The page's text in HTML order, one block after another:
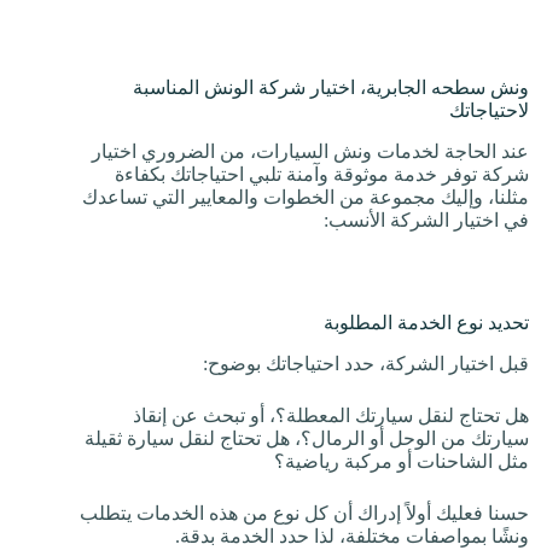
ونش سطحه الجابرية، اختيار شركة الونش المناسبة
لاحتياجاتك
عند الحاجة لخدمات ونش السيارات، من الضروري اختيار
شركة توفر خدمة موثوقة وآمنة تلبي احتياجاتك بكفاءة
مثلنا، وإليك مجموعة من الخطوات والمعايير التي تساعدك
في اختيار الشركة الأنسب:
تحديد نوع الخدمة المطلوبة
قبل اختيار الشركة، حدد احتياجاتك بوضوح:
هل تحتاج لنقل سيارتك المعطلة؟، أو تبحث عن إنقاذ
سيارتك من الوحل أو الرمال؟، هل تحتاج لنقل سيارة ثقيلة
مثل الشاحنات أو مركبة رياضية؟
حسنا فعليك أولاً إدراك أن كل نوع من هذه الخدمات يتطلب
ونشًا بمواصفات مختلفة، لذا حدد الخدمة بدقة.